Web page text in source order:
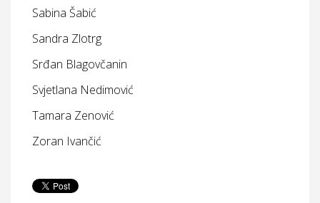
Sabina Šabić
Sandra Zlotrg
Srđan Blagovčanin
Svjetlana Nedimović
Tamara Zenović
Zoran Ivančić